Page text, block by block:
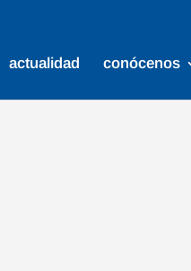
actualidad conócenos